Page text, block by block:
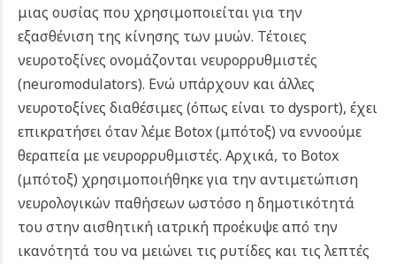
μιας ουσίας που χρησιμοποιείται για την
εξασθένιση της κίνησης των μυών. Τέτοιες
νευροτοξίνες ονομάζονται νευρορρυθμιστές
(neuromodulators). Ενώ υπάρχουν και άλλες
νευροτοξίνες διαθέσιμες (όπως είναι το dysport), έχει
επικρατήσει όταν λέμε Botox (μπότοξ) να εννοούμε
θεραπεία με νευρορρυθμιστές. Αρχικά, το Botox
(μπότοξ) χρησιμοποιήθηκε για την αντιμετώπιση
νευρολογικών παθήσεων ωστόσο η δημοτικότητά
του στην αισθητική ιατρική προέκυψε από την
ικανότητά του να μειώνει τις ρυτίδες και τις λεπτές